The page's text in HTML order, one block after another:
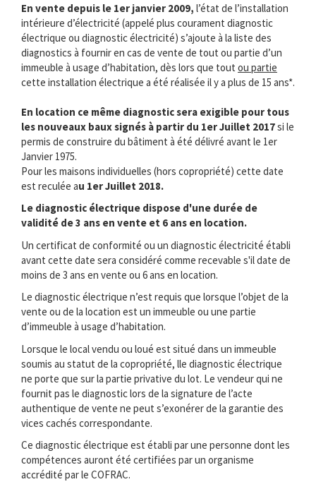
En vente depuis le 1er janvier 2009, l’état de l’installation
intérieure d’électricité (appelé plus courament diagnostic
électrique ou diagnostic électricité) s’ajoute à la liste des
diagnostics à fournir en cas de vente de tout ou partie d’un
immeuble à usage d’habitation, dès lors que tout ou partie
cette installation électrique a été réalisée il y a plus de 15 ans*.
En location ce même diagnostic sera exigible pour tous
les nouveaux baux signés à partir du 1er Juillet 2017si le
permis de construire du bâtiment à été délivré avant le 1er
Janvier 1975.
Pour les maisons individuelles (hors copropriété) cette date
est reculée au 1er Juillet 2018.
Le diagnostic électrique dispose d'une durée de
validité de 3 ans en vente et 6 ans en location.
Un certificat de conformité ou un diagnostic électricité établi
avant cette date sera considéré comme recevable s'il date de
moins de 3 ans en vente ou 6 ans en location.
Le diagnostic électrique n’est requis que lorsque l’objet de la
vente ou de la location est un immeuble ou une partie
d’immeuble à usage d’habitation.
Lorsque le local vendu ou loué est situé dans un immeuble
soumis au statut de la copropriété, lle diagnostic électrique
ne porte que sur la partie privative du lot. Le vendeur qui ne
fournit pas le diagnostic lors de la signature de l’acte
authentique de vente ne peut s’exonérer de la garantie des
vices cachés correspondante.
Ce diagnostic électrique est établi par une personne dont les
compétences auront été certifiées par un organisme
accrédité par le COFRAC.